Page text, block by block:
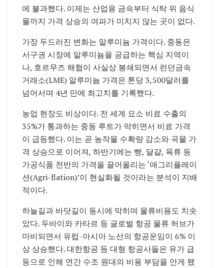
에 불과했다. 이제는 산업용 금속부터 식탁 위 음식
물까지 가격 상승의 여파가 미치지 않는 곳이 없다.
가장 두드러진 변화는 알루미늄 가격이다. 중동은
서구권 시장에 알루미늄을 공급하는 핵심 지역이
나, 호르무즈 해협이 사실상 봉쇄되면서 런던금속
거래소(LME) 알루미늄 가격은 톤당 3,500달러를
넘어서며 4년 만에 최고치를 기록했다.
농업 현장도 비상이다. 전 세계 요소 비료 수출의
35%가 통과하는 중동 루트가 막히면서 비료 가격
이 급등했다. 이는 곧 농작물 수확량 감소와 곡물 가
격 상승으로 이어져, 하반기에는 빵, 달걀, 육류 등
가공식품 전반의 가격을 끌어올리는 ‘애그리플레이
션(Agri-flation)’이 현실화될 것이라는 분석이 지배
적이다.
하늘길과 바닷길이 동시에 막히며 물류비용도 치솟
았다. 두바이와 카타르 등 글로벌 항공 물류 허브가
마비되면서 유럽-아시아 노선의 항공운임이 6% 이
상 상승했다. 대한항공 등 대형 항공사들은 유가 급
등으로 인해 연간 수조 원대의 비용 부담을 안게 됐